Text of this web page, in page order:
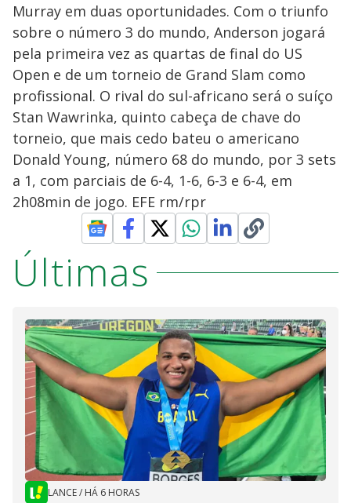
Murray em duas oportunidades. Com o triunfo
sobre o número 3 do mundo, Anderson jogará
pela primeira vez as quartas de final do US
Open e de um torneio de Grand Slam como
profissional. O rival do sul-africano será o suíço
Stan Wawrinka, quinto cabeça de chave do
torneio, que mais cedo bateu o americano
Donald Young, número 68 do mundo, por 3 sets
a 1, com parciais de 6-4, 1-6, 6-3 e 6-4, em
2h08min de jogo. EFE rm/rpr
Últimas
LANCE/ HÁ 6 HORAS